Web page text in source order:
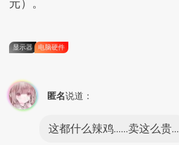
元）。
显示器 电脑硬件
匿名说道：
这都什么辣鸡……卖这么贵…